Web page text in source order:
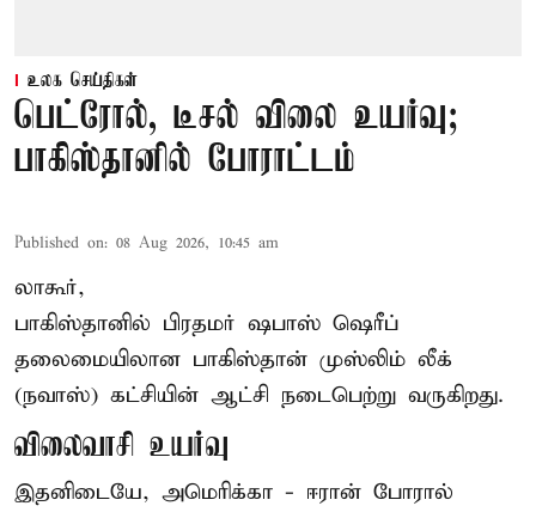
உலக செய்திகள்
பெட்ரோல், டீசல் விலை உயர்வு;
பாகிஸ்தானில் போராட்டம்
Published on: 08 Aug 2026, 10:45 am
லாகூர்,
பாகிஸ்தானில் பிரதமர் ஷபாஸ் ஷெரீப்
தலைமையிலான பாகிஸ்தான் முஸ்லிம் லீக்
(நவாஸ்) கட்சியின் ஆட்சி நடைபெற்று வருகிறது.
விலைவாசி உயர்வு
இதனிடையே, அமெரிக்கா - ஈரான் போரால்